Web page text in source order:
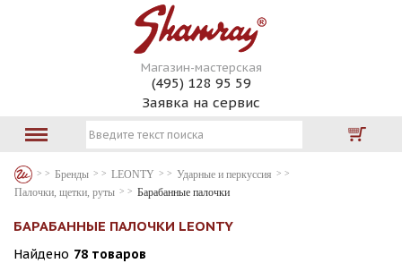
Магазин-мастерская
(495) 128 95 59
Заявка на сервис
Бренды LEONTY
Ударные и перкуссия
Палочки, щетки, руты
Барабанные палочки
БАРАБАННЫЕ ПАЛОЧКИ LEONTY
Найдено 78 товаров